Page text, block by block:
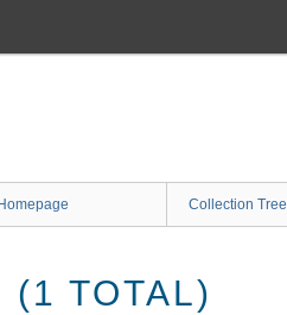
Collection Tree
(1 TOTAL)